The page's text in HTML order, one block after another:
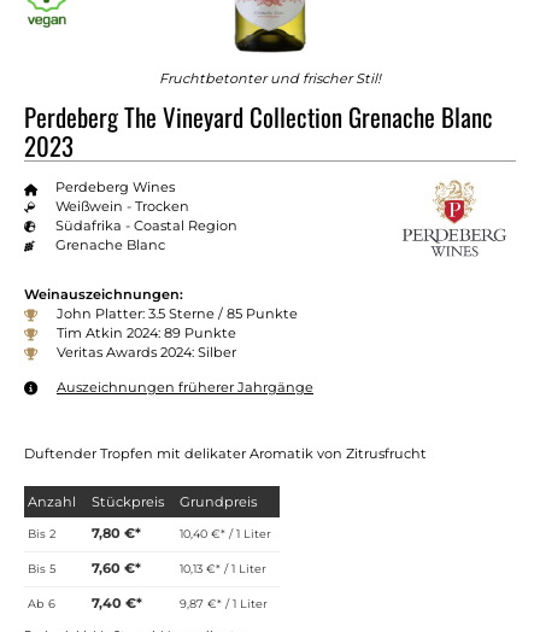
Fruchtbetonter und frischer Stil!
Perdeberg The Vineyard Collection Grenache Blanc
2023
Perdeberg Wines
Weißwein - Trocken
Südafrika - Coastal Region
Grenache Blanc
Weinauszeichnungen:
John Platter: 3.5 Sterne / 85 Punkte
Tim Atkin 2024: 89 Punkte
Veritas Awards 2024: Silber
Auszeichnungen früherer Jahrgänge
Duftender Tropfen mit delikater Aromatik von Zitrusfrucht
Anzahl Stückpreis Grundpreis
Bis2 7,80 €* 10,40 €* / 1 Liter
Bis5 7,60 €* 10,13 €* / 1 Liter
Ab6 7,40 €* 9,87 €* / 1 Liter